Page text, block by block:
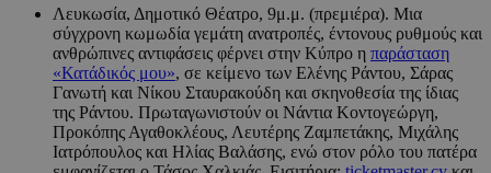
Λευκωσία, Δημοτικό Θέατρο, 9μ.μ. (πρεμιέρα). Μια
σύγχρονη κωμωδία γεμάτη ανατροπές, έντονους ρυθμούς και
ανθρώπινες αντιφάσεις φέρνει στην Κύπρο η παράσταση
«Κατάδικός μου», σε κείμενο των Ελένης Ράντου, Σάρας
Γανωτή και Νίκου Σταυρακούδη και σκηνοθεσία της ίδιας
της Ράντου. Πρωταγωνιστούν οι Νάντια Κοντογεώργη,
Προκόπης Αγαθοκλέους, Λευτέρης Ζαμπετάκης, Μιχάλης
Ιατρόπουλος και Ηλίας Βαλάσης, ενώ στον ρόλο του πατέρα